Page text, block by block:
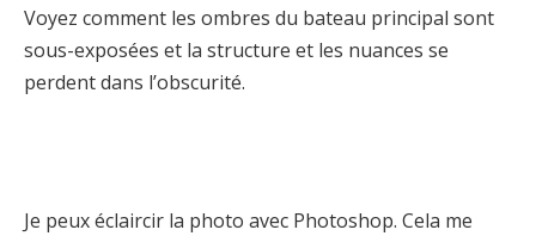
Voyez comment les ombres du bateau principal sont
sous-exposées et la structure et les nuances se
perdent dans l’obscurité.
Je peux éclaircir la photo avec Photoshop. Cela me